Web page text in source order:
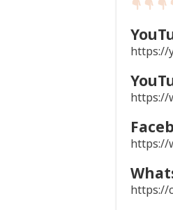
https://
https://
https://
https://